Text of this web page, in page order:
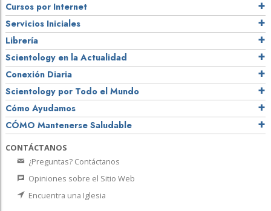
Cursos por Internet
Servicios Iniciales
Librería
Scientology en la Actualidad
Conexión Diaria
Scientology por Todo el Mundo
Cómo Ayudamos
CÓMO Mantenerse Saludable
CONTÁCTANOS
¿Preguntas? Contáctanos
Opiniones sobre el Sitio Web
Encuentra una Iglesia